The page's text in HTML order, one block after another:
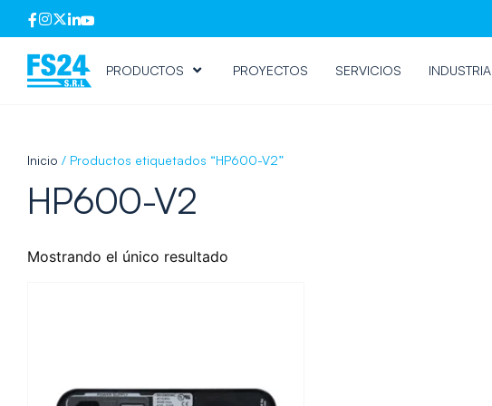
PRODUCTOS PROYECTOS SERVICIOS INDUSTRIA
Inicio / Productos etiquetados “HP600-V2”
HP600-V2
Mostrando el único resultado